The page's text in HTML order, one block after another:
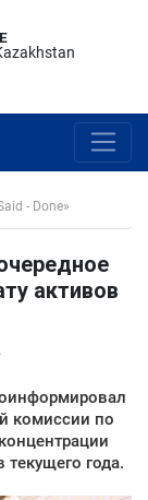
- Done»
активов
комиссии по
текущего года.